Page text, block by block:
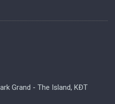
Grand - The Island, KĐT